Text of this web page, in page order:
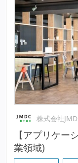
株式会社
【アプリケー
業領域)